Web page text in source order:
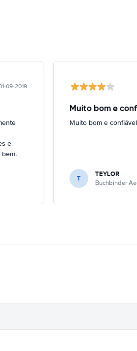
09-2019
e
bem.
Muito bom e
Muito bom e
T TEYLOR
Buchbinder